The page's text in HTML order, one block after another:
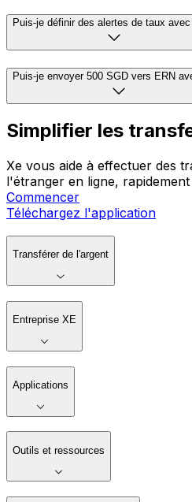
Puis-je définir des alertes de taux
Puis-je envoyer 500 SGD vers ERN
Simplifier les
Xe vous aide à effectuer des
l'étranger en ligne,
Commencer
Téléchargez l'application
Transférer de l'argent
Entreprise XE
Applications
Outils et ressources